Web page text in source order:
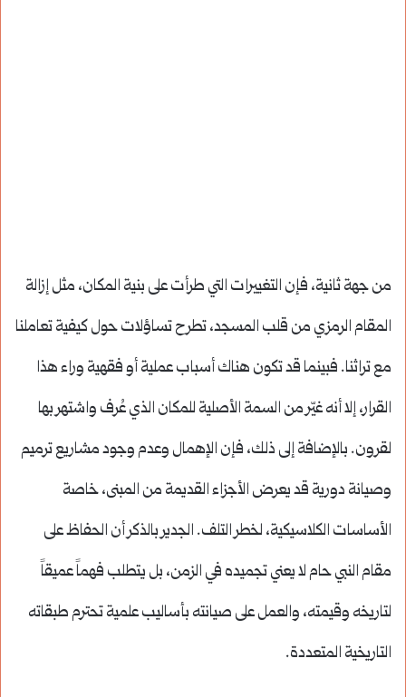
من جهة ثانية، فإن التغييرات التي طرأت على بنية المكان، مثل إزالة
المقام الرمزي من قلب المسجد، تطرح تساؤلات حول كيفية تعاملنا
مع تراثنا. فبينما قد تكون هناك أسباب عملية أو فقهية وراء هذا
القرار، إلا أنه غيّر من السمة الأصلية للمكان الذي عُرف واشتهر بها
لقرون. بالإضافة إلى ذلك، فإن الإهمال وعدم وجود مشاريع ترميم
وصيانة دورية قد يعرض الأجزاء القديمة من المبنى، خاصة
الأساسات الكلاسيكية، لخطر التلف. الجدير بالذكر أن الحفاظ على
مقام النبي حام لا يعني تجميده في الزمن، بل يتطلب فهماً عميقاً
لتاريخه وقيمته، والعمل على صيانته بأساليب علمية تحترم طبقاته
التاريخية المتعددة.